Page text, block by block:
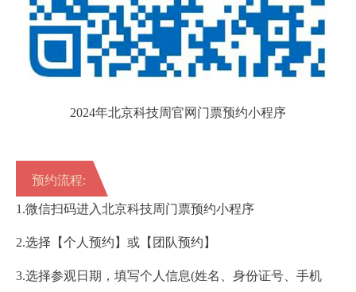
2024年北京科技周官网门票预约小程序
预约流程:
1.微信扫码进入北京科技周门票预约小程序
2.选择【个人预约】或【团队预约】
3.选择参观日期，填写个人信息(姓名、身份证号、手机